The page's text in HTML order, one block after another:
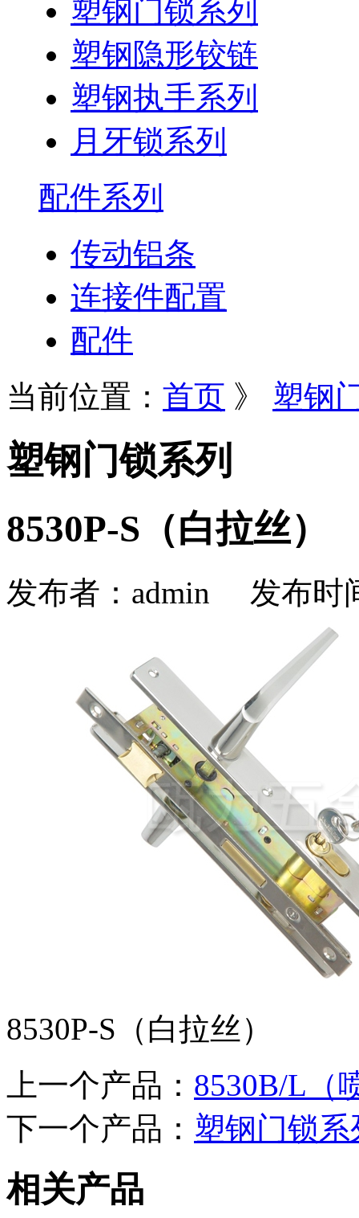
塑钢门锁系列
塑钢隐形铰链
塑钢执手系列
月牙锁系列
配件系列
传动铝条
连接件配置
配件
当前位置： 首页 》 塑钢
塑钢门锁系列
8530P-S（白拉丝）
发布者： admin 发布时
8530P-S（白拉丝）
上一个产品： 8530B/L（
下一个产品： 塑钢门锁系
相关产品